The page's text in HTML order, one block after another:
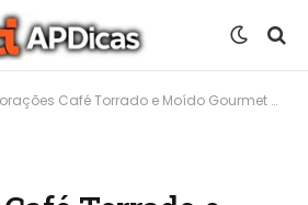
Café Torrado e Moído Gourmet Mogiana Paulista,. Veja Isto!